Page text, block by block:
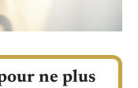
ne plus